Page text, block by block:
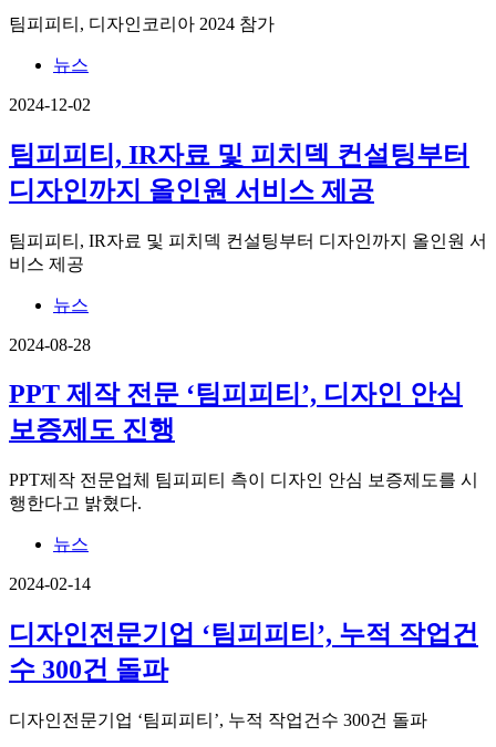
팀피피티, 디자인코리아 2024 참가
뉴스
2024-12-02
팀피피티, IR자료 및 피치덱 컨설팅부터
디자인까지 올인원 서비스 제공
팀피피티, IR자료 및 피치덱 컨설팅부터 디자인까지 올인원 서
비스 제공
뉴스
2024-08-28
PPT 제작 전문 ‘팀피피티’, 디자인 안심
보증제도 진행
PPT제작 전문업체 팀피피티 측이 디자인 안심 보증제도를 시
행한다고 밝혔다.
뉴스
2024-02-14
디자인전문기업 ‘팀피피티’, 누적 작업건
수 300건 돌파
디자인전문기업 ‘팀피피티’, 누적 작업건수 300건 돌파